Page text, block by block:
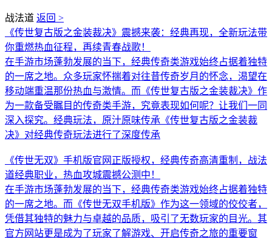
战法道 返回 >
《传世复古版之金装裁决》震撼来袭：经典再现，全新玩法带
你重燃热血征程，再续青春战歌！
在手游市场蓬勃发展的当下，经典传奇类游戏始终占据着独特
的一席之地。众多玩家怀揣着对往昔传奇岁月的怀念，渴望在
移动端重温那份热血与激情。而《传世复古版之金装裁决》作
为一款备受瞩目的传奇类手游，究竟表现如何呢？让我们一同
深入探究。经典玩法，原汁原味传承《传世复古版之金装裁
决》对经典传奇玩法进行了深度传承
《传世无双》手机版官网正版授权，经典传奇高清重制，战法
道经典职业，热血攻城震撼公测中！
在手游市场蓬勃发展的当下，经典传奇类游戏始终占据着独特
的一席之地。而《传世无双手机版》作为这一领域的佼佼者，
凭借其独特的魅力与卓越的品质，吸引了无数玩家的目光。其
官方网站更是成为了玩家了解游戏、开启传奇之旅的重要窗